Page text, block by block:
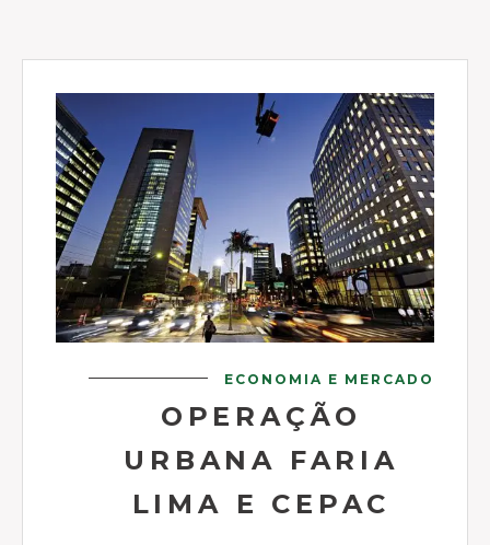
ECONOMIA E MERCADO
OPERAÇÃO
URBANA FARIA
LIMA E CEPAC